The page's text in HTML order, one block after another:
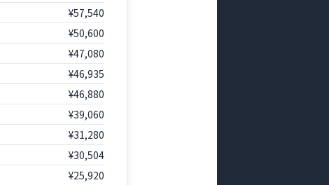
¥57,540
¥50,600
¥47,080
¥46,935
¥46,880
¥39,060
¥31,280
¥30,504
¥25,920